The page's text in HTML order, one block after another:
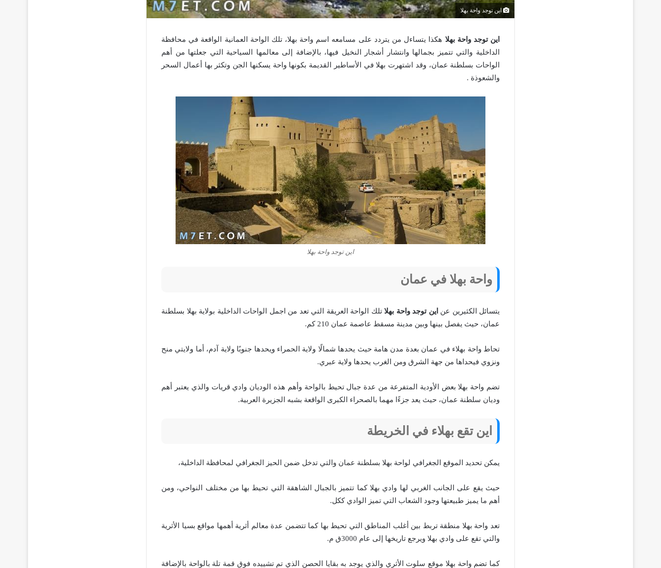
اين توجد واحة بهلا
اين توجد واحة بهلا هكذا يتساءل من يتردد على مسامعه اسم واحة بهلا، تلك الواحة العمانية الواقعة في محافظة
الداخلية والتي تتميز بجمالها وانتشار أشجار النخيل فيها، بالإضافة إلى معالمها السياحية التي جعلتها من أهم
الواحات بسلطنة عمان، وقد اشتهرت بهلا في الأساطير القديمة بكونها واحة يسكنها الجن وتكثر بها أعمال السحر
والشعوذة .
اين توجد واحة بهلا
واحة بهلا في عمان
يتسائل الكثيرين عن اين توجد واحة بهلا تلك الواحة العريقة التي تعد من اجمل الواحات الداخلية بولاية بهلا بسلطنة
عمان، حيث يفصل بينها وبين مدينة مسقط عاصمة عمان 210 كم.
تحاط واحة بهلاء في عمان بعدة مدن هامة حيث يحدها شمالًا ولاية الحمراء ويحدها جنوبًا ولاية آدم، أما ولايتي منح
ونزوي فيحداها من جهة الشرق ومن الغرب يحدها ولاية عبري.
تضم واحة بهلا بعض الأودية المتفرعة من عدة جبال تحيط بالواحة وأهم هذه الوديان وادي قريات والذي يعتبر أهم
وديان سلطنة عمان، حيث يعد جزءًا مهما بالصحراء الكبرى الواقعة بشبه الجزيرة العربية.
اين تقع بهلاء في الخريطة
يمكن تحديد الموقع الجغرافي لواحة بهلا بسلطنة عمان والتي تدخل ضمن الحيز الجغرافي لمحافظة الداخلية،
حيث يقع على الجانب الغربي لها وادي بهلا كما تتميز بالجبال الشاهقة التي تحيط بها من مختلف النواحي، ومن
أهم ما يميز طبيعتها وجود الشعاب التي تميز الوادي ككل.
تعد واحة بهلا منطقة تربط بين أغلب المناطق التي تحيط بها كما تتضمن عدة معالم أثرية أهمها مواقع بسيا الأثرية
والتي تقع على وادي بهلا ويرجع تاريخها إلى عام 3000ق م.
كما تضم واحة بهلا موقع سلوت الأثري والذي يوجد به بقايا الحصن الذي تم تشييده فوق قمة تلة بالواحة بالإضافة